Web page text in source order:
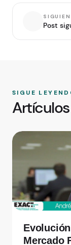
Post
SIGUE
Mercado